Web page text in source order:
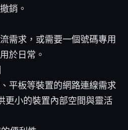
銷。
需求，或需要一個號碼專用
於日常。
平板等裝置的網路連線需求
更小的裝置內部空間與靈活